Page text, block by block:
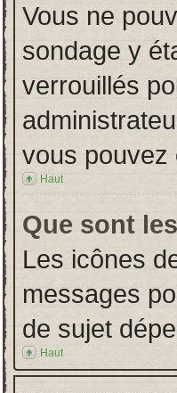
Vous ne
sondage y
verrouillés
vous pouvez
Haut
Que sont
Les icônes
messages
de sujet
Haut